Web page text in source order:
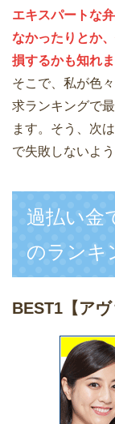
エキスパートな
なかったりとか
損するかも知れま
そこで、私が色
求ランキングで
ます。そう、次
で失敗しないよ
過払い金
のランキ
BEST1 【ア